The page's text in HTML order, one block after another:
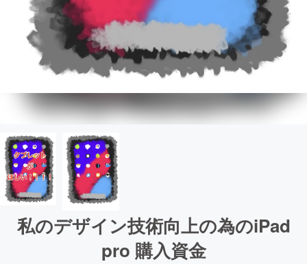
私のデザイン技術向上の為のiPad
pro 購入資金